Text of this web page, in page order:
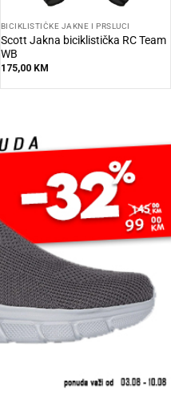
BICIKLISTIČKE JAKNE I PRSLUCI
Scott Jakna biciklistička RC Team
WB
175,00 KM